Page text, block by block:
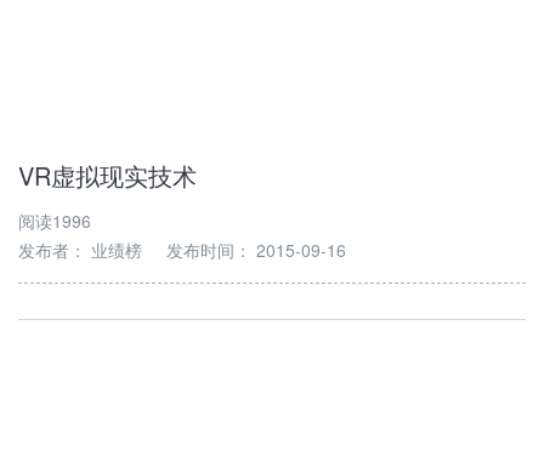
VR虚拟现实技术
阅读1996
发布者： 业绩榜 发布时间： 2015-09-16